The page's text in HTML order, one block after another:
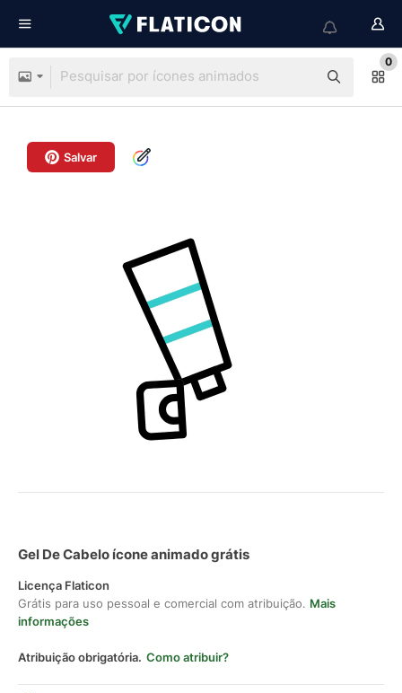
0
Salvar
Gel De Cabelo ícone animado grátis
Licença Flaticon
Grátis para uso pessoal e comercial com atribuição. Mais
informações
Atribuição obrigatória. Como atribuir?